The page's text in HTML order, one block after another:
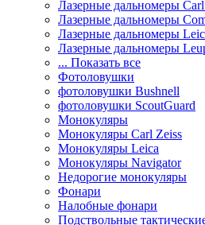
Лазерные дальномеры
Лазерные дальномеры
Лазерные дальномеры
Лазерные дальномеры
... Показать все
Фотоловушки
фотоловушки Bushnell
фотоловушки ScoutGuard
Монокуляры
Монокуляры Carl Zeiss
Монокуляры Leica
Монокуляры Navigator
Недорогие монокуляры
Фонари
Налобные фонари
Подствольные